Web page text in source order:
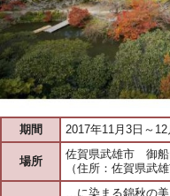
期間 2017年11月3日～12
場所
佐賀県武雄市 御船
（住所：佐賀県武
…に染まる錦秋の